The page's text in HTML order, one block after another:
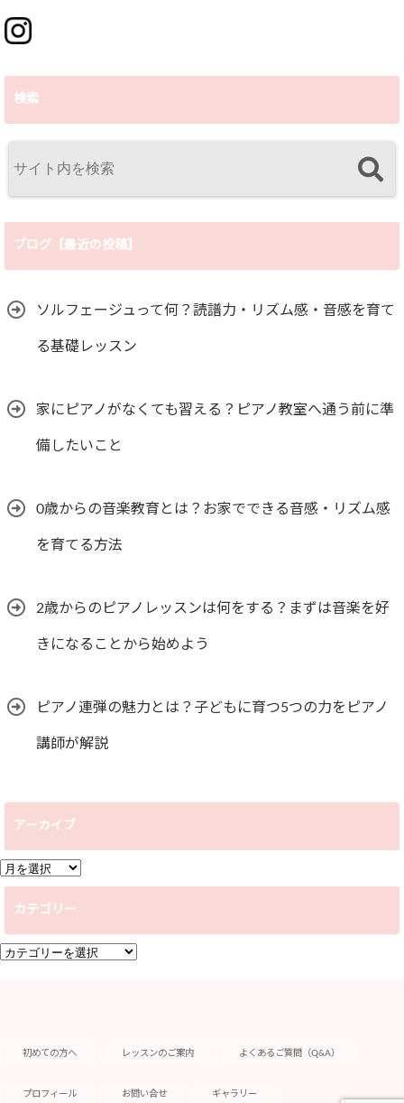
検索
ブログ【最近の投稿】
ソルフェージュって何？読譜力・リズム感・音感を育て
る基礎レッスン
家にピアノがなくても習える？ピアノ教室へ通う前に準
備したいこと
0歳からの音楽教育とは？お家でできる音感・リズム感
を育てる方法
2歳からのピアノレッスンは何をする？まずは音楽を好
きになることから始めよう
ピアノ連弾の魅力とは？子どもに育つ5つの力をピアノ
講師が解説
アーカイブ
ア
イ
ブ
カテゴリー
カ
初めての方へ レッスンのご案内 よくあるご質問（Q&A）
プロフィール お問い合せ ギャラリー